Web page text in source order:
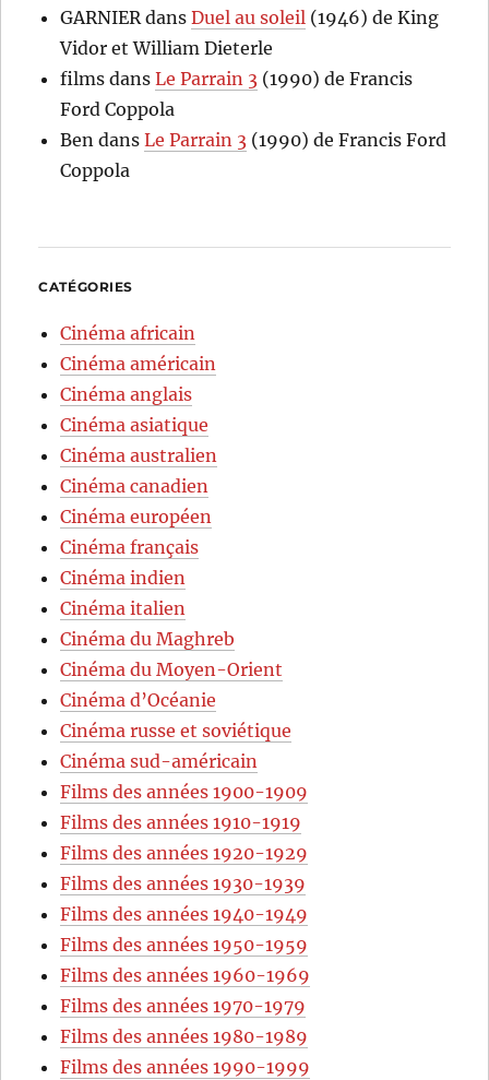
GARNIERdansDuel au soleil (1946) de King
Vidor et William Dieterle
films dansLe Parrain 3 (1990) de Francis
Ford Coppola
Ben dansLe Parrain 3 (1990) de Francis Ford
Coppola
CATÉGORIES
Cinéma africain
Cinéma américain
Cinéma anglais
Cinéma asiatique
Cinéma australien
Cinéma canadien
Cinéma européen
Cinéma français
Cinéma indien
Cinéma italien
Cinéma du Maghreb
Cinéma du Moyen-Orient
Cinéma d’Océanie
Cinéma russe et soviétique
Cinéma sud-américain
Films des années 1900-1909
Films des années 1910-1919
Films des années 1920-1929
Films des années 1930-1939
Films des années 1940-1949
Films des années 1950-1959
Films des années 1960-1969
Films des années 1970-1979
Films des années 1980-1989
Films des années 1990-1999